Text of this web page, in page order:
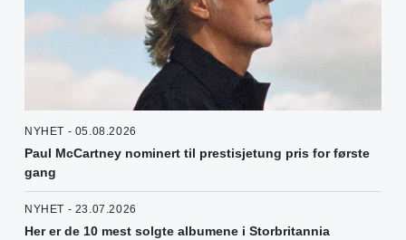
NYHET - 05.08.2026
Paul McCartney nominert til prestisjetung pris for første
gang
NYHET - 23.07.2026
Her er de 10 mest solgte albumene i Storbritannia